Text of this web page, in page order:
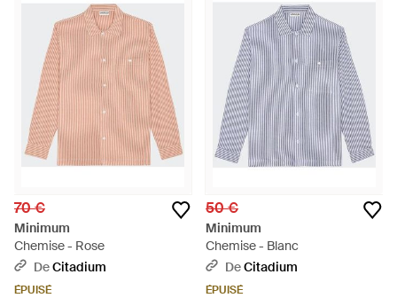
70 €
Minimum
Chemise - Rose
DeCitadium
ÉPUISÉ
50 €
Minimum
Chemise - Blanc
DeCitadium
ÉPUISÉ